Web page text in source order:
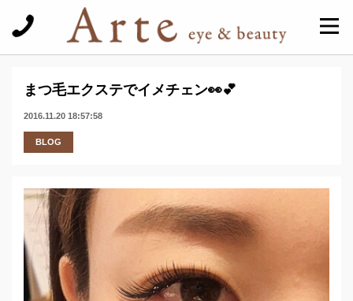
まつ毛エクステでイメチェン👀💕
2016.11.20 18:57:58
BLOG